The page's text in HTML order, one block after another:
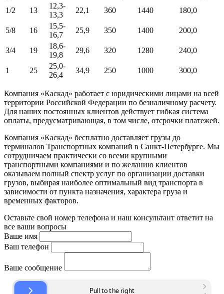
1/2
13
12,3-
13,3
22,1 360 1440 180,0
5/8 16
15,5-
16,7
25,9 350 1400 200,0
3/4 19
18,6-
19,8
29,6 320 1280 240,0
1 25
25,0-
26,4
34,9 250 1000 300,0
Компания «Каскад» работает с юридическими лицами на всей
территории Российской Федерации по безналичному расчету.
Для наших постоянных клиентов действует гибкая система
оплаты, предусматривающая, в том числе, отсрочки платежей.
Компания «Каскад» бесплатно доставляет грузы до
терминалов Транспортных компаний в Санкт-Петербурге. Мы
сотрудничаем практически со всеми крупными
транспортными компаниями и по желанию клиентов
оказываем полный спектр услуг по организации доставки
грузов, выбирая наиболее оптимальный вид транспорта в
зависимости от пункта назначения, характера груза и
временных факторов.
Оставьте свой номер телефона и наш консультант ответит на
все ваши вопросы
Ваше имя
Ваш телефон
Ваше сообщение